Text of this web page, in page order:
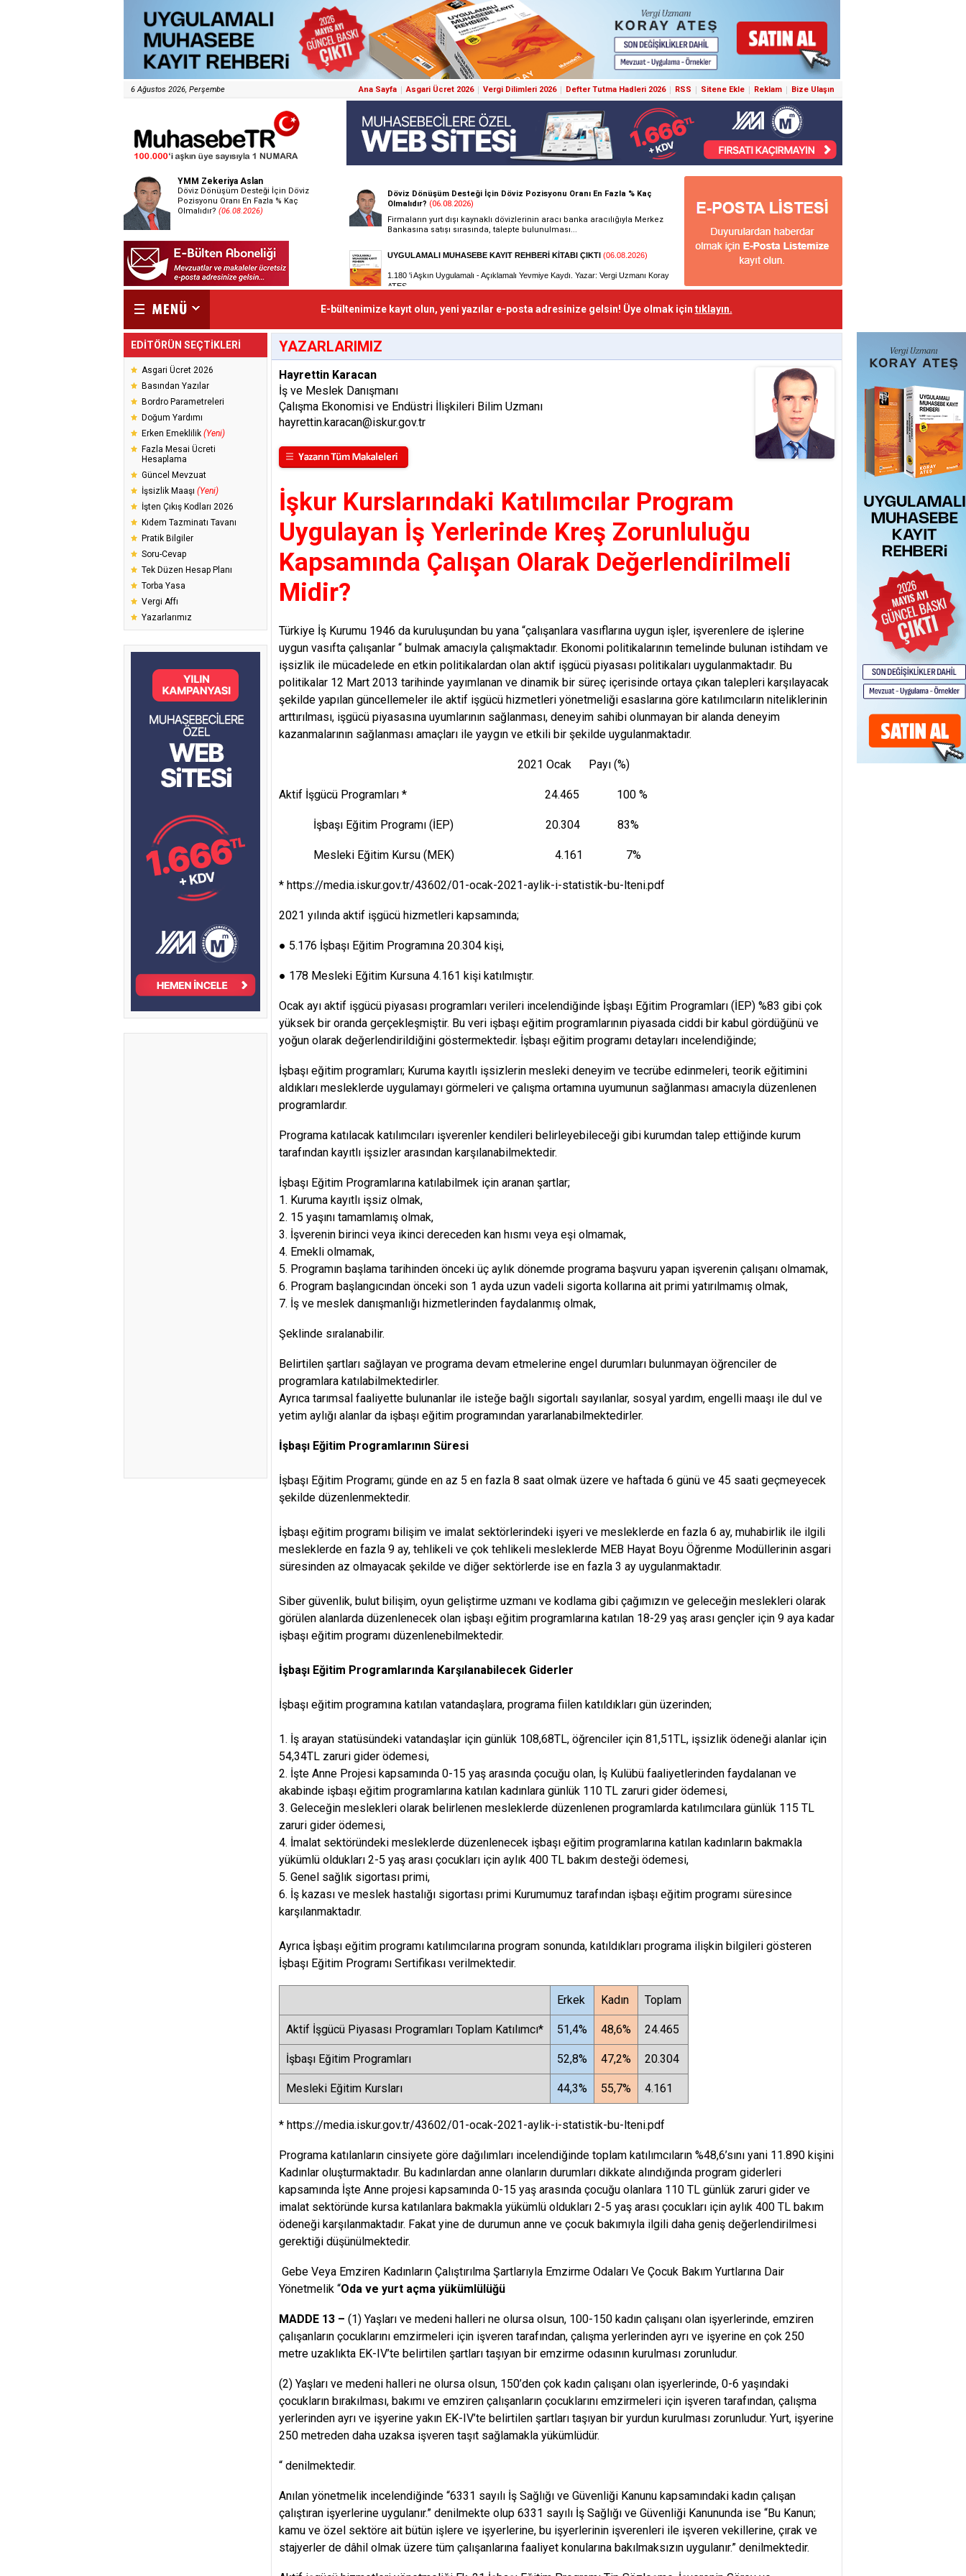
6 Ağustos 2026, Perşembe Ana Sayfa Asgari Ücret 2026 Vergi Dilimleri 2026 Defter Tutma Hadleri 2026 RSS Sitene Ekle Reklam Bize Ulaşın
YMM Zekeriya Aslan
Döviz Dönüşüm Desteği İçin Döviz
Pozisyonu Oranı En Fazla % Kaç
Olmalıdır? (06.08.2026)
E-bültenimize kayıt olun, yeni yazılar e-posta adresinize gelsin! Üye olmak için tıklayın.
EDİTÖRÜN SEÇTİKLERİ
Asgari Ücret 2026
Basından Yazılar
Bordro Parametreleri
Doğum Yardımı
Erken Emeklilik (Yeni)
Fazla Mesai Ücreti
Hesaplama
Güncel Mevzuat
İşsizlik Maaşı (Yeni)
İşten Çıkış Kodları 2026
Kıdem Tazminatı Tavanı
Pratik Bilgiler
Soru-Cevap
Tek Düzen Hesap Planı
Torba Yasa
Vergi Affı
Yazarlarımız
YAZARLARIMIZ
Hayrettin Karacan
İş ve Meslek Danışmanı
Çalışma Ekonomisi ve Endüstri İlişkileri Bilim Uzmanı
hayrettin.karacan@iskur.gov.tr
İşkur Kurslarındaki Katılımcılar Program
Uygulayan İş Yerlerinde Kreş Zorunluluğu
Kapsamında Çalışan Olarak Değerlendirilmeli
Midir?
Türkiye İş Kurumu 1946 da kuruluşundan bu yana “çalışanlara vasıflarına uygun işler, işverenlere de işlerine
uygun vasıfta çalışanlar “ bulmak amacıyla çalışmaktadır. Ekonomi politikalarının temelinde bulunan istihdam ve
işsizlik ile mücadelede en etkin politikalardan olan aktif işgücü piyasası politikaları uygulanmaktadır. Bu
politikalar 12 Mart 2013 tarihinde yayımlanan ve dinamik bir süreç içerisinde ortaya çıkan talepleri karşılayacak
şekilde yapılan güncellemeler ile aktif işgücü hizmetleri yönetmeliği esaslarına göre katılımcıların niteliklerinin
arttırılması, işgücü piyasasına uyumlarının sağlanması, deneyim sahibi olunmayan bir alanda deneyim
kazanmalarının sağlanması amaçları ile yaygın ve etkili bir şekilde uygulanmaktadır.
2021 Ocak Payı (%)
Aktif İşgücü Programları * 24.465 100 %
İşbaşı Eğitim Programı (İEP) 20.304 83%
Mesleki Eğitim Kursu (MEK) 4.161 7%
* https://media.iskur.gov.tr/43602/01-ocak-2021-aylik-i-statistik-bu-lteni.pdf
2021 yılında aktif işgücü hizmetleri kapsamında;
● 5.176 İşbaşı Eğitim Programına 20.304 kişi,
● 178 Mesleki Eğitim Kursuna 4.161 kişi katılmıştır.
Ocak ayı aktif işgücü piyasası programları verileri incelendiğinde İşbaşı Eğitim Programları (İEP) %83 gibi çok
yüksek bir oranda gerçekleşmiştir. Bu veri işbaşı eğitim programlarının piyasada ciddi bir kabul gördüğünü ve
yoğun olarak değerlendirildiğini göstermektedir. İşbaşı eğitim programı detayları incelendiğinde;
İşbaşı eğitim programları; Kuruma kayıtlı işsizlerin mesleki deneyim ve tecrübe edinmeleri, teorik eğitimini
aldıkları mesleklerde uygulamayı görmeleri ve çalışma ortamına uyumunun sağlanması amacıyla düzenlenen
programlardır.
Programa katılacak katılımcıları işverenler kendileri belirleyebileceği gibi kurumdan talep ettiğinde kurum
tarafından kayıtlı işsizler arasından karşılanabilmektedir.
İşbaşı Eğitim Programlarına katılabilmek için aranan şartlar;
1. Kuruma kayıtlı işsiz olmak,
2. 15 yaşını tamamlamış olmak,
3. İşverenin birinci veya ikinci dereceden kan hısmı veya eşi olmamak,
4. Emekli olmamak,
5. Programın başlama tarihinden önceki üç aylık dönemde programa başvuru yapan işverenin çalışanı olmamak,
6. Program başlangıcından önceki son 1 ayda uzun vadeli sigorta kollarına ait primi yatırılmamış olmak,
7. İş ve meslek danışmanlığı hizmetlerinden faydalanmış olmak,
Şeklinde sıralanabilir.
Belirtilen şartları sağlayan ve programa devam etmelerine engel durumları bulunmayan öğrenciler de
programlara katılabilmektedirler.
Ayrıca tarımsal faaliyette bulunanlar ile isteğe bağlı sigortalı sayılanlar, sosyal yardım, engelli maaşı ile dul ve
yetim aylığı alanlar da işbaşı eğitim programından yararlanabilmektedirler.
İşbaşı Eğitim Programlarının Süresi
İşbaşı Eğitim Programı; günde en az 5 en fazla 8 saat olmak üzere ve haftada 6 günü ve 45 saati geçmeyecek
şekilde düzenlenmektedir.
İşbaşı eğitim programı bilişim ve imalat sektörlerindeki işyeri ve mesleklerde en fazla 6 ay, muhabirlik ile ilgili
mesleklerde en fazla 9 ay, tehlikeli ve çok tehlikeli mesleklerde MEB Hayat Boyu Öğrenme Modüllerinin asgari
süresinden az olmayacak şekilde ve diğer sektörlerde ise en fazla 3 ay uygulanmaktadır.
Siber güvenlik, bulut bilişim, oyun geliştirme uzmanı ve kodlama gibi çağımızın ve geleceğin meslekleri olarak
görülen alanlarda düzenlenecek olan işbaşı eğitim programlarına katılan 18-29 yaş arası gençler için 9 aya kadar
işbaşı eğitim programı düzenlenebilmektedir.
İşbaşı Eğitim Programlarında Karşılanabilecek Giderler
İşbaşı eğitim programına katılan vatandaşlara, programa fiilen katıldıkları gün üzerinden;
1. İş arayan statüsündeki vatandaşlar için günlük 108,68TL, öğrenciler için 81,51TL, işsizlik ödeneği alanlar için
54,34TL zaruri gider ödemesi,
2. İşte Anne Projesi kapsamında 0-15 yaş arasında çocuğu olan, İş Kulübü faaliyetlerinden faydalanan ve
akabinde işbaşı eğitim programlarına katılan kadınlara günlük 110 TL zaruri gider ödemesi,
3. Geleceğin meslekleri olarak belirlenen mesleklerde düzenlenen programlarda katılımcılara günlük 115 TL
zaruri gider ödemesi,
4. İmalat sektöründeki mesleklerde düzenlenecek işbaşı eğitim programlarına katılan kadınların bakmakla
yükümlü oldukları 2-5 yaş arası çocukları için aylık 400 TL bakım desteği ödemesi,
5. Genel sağlık sigortası primi,
6. İş kazası ve meslek hastalığı sigortası primi Kurumumuz tarafından işbaşı eğitim programı süresince
karşılanmaktadır.
Ayrıca İşbaşı eğitim programı katılımcılarına program sonunda, katıldıkları programa ilişkin bilgileri gösteren
İşbaşı Eğitim Programı Sertifikası verilmektedir.
Erkek Kadın Toplam
Aktif İşgücü Piyasası Programları Toplam Katılımcı* 51,4% 48,6% 24.465
İşbaşı Eğitim Programları 52,8% 47,2% 20.304
Mesleki Eğitim Kursları 44,3% 55,7% 4.161
* https://media.iskur.gov.tr/43602/01-ocak-2021-aylik-i-statistik-bu-lteni.pdf
Programa katılanların cinsiyete göre dağılımları incelendiğinde toplam katılımcıların %48,6’sını yani 11.890 kişini
Kadınlar oluşturmaktadır. Bu kadınlardan anne olanların durumları dikkate alındığında program giderleri
kapsamında İşte Anne projesi kapsamında 0-15 yaş arasında çocuğu olanlara 110 TL günlük zaruri gider ve
imalat sektöründe kursa katılanlara bakmakla yükümlü oldukları 2-5 yaş arası çocukları için aylık 400 TL bakım
ödeneği karşılanmaktadır. Fakat yine de durumun anne ve çocuk bakımıyla ilgili daha geniş değerlendirilmesi
gerektiği düşünülmektedir.
Gebe Veya Emziren Kadınların Çalıştırılma Şartlarıyla Emzirme Odaları Ve Çocuk Bakım Yurtlarına Dair
Yönetmelik “Oda ve yurt açma yükümlülüğü
MADDE 13 – (1) Yaşları ve medeni halleri ne olursa olsun, 100-150 kadın çalışanı olan işyerlerinde, emziren
çalışanların çocuklarını emzirmeleri için işveren tarafından, çalışma yerlerinden ayrı ve işyerine en çok 250
metre uzaklıkta EK-IV’te belirtilen şartları taşıyan bir emzirme odasının kurulması zorunludur.
(2) Yaşları ve medeni halleri ne olursa olsun, 150’den çok kadın çalışanı olan işyerlerinde, 0-6 yaşındaki
çocukların bırakılması, bakımı ve emziren çalışanların çocuklarını emzirmeleri için işveren tarafından, çalışma
yerlerinden ayrı ve işyerine yakın EK-IV’te belirtilen şartları taşıyan bir yurdun kurulması zorunludur. Yurt, işyerine
250 metreden daha uzaksa işveren taşıt sağlamakla yükümlüdür.
“ denilmektedir.
Anılan yönetmelik incelendiğinde “6331 sayılı İş Sağlığı ve Güvenliği Kanunu kapsamındaki kadın çalışan
çalıştıran işyerlerine uygulanır.” denilmekte olup 6331 sayılı İş Sağlığı ve Güvenliği Kanununda ise “Bu Kanun;
kamu ve özel sektöre ait bütün işlere ve işyerlerine, bu işyerlerinin işverenleri ile işveren vekillerine, çırak ve
stajyerler de dâhil olmak üzere tüm çalışanlarına faaliyet konularına bakılmaksızın uygulanır.” denilmektedir.